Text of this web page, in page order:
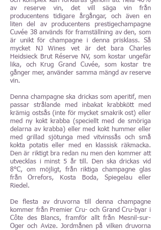
av reserve vin, det vill säga vin från
producentens tidigare årgångar, och även en
liten del av producentens prestigechampagne
Cuvée 38 används för framställning av den, som
är unikt för champagne i denna prisklass. Så
mycket NJ Wines vet är det bara Charles
Heidsieck Brut Réserve NV, som kostar ungefär
lika, och Krug Grand Cuvée, som kostar tre
gånger mer, använder samma mängd av reserve
vin.
Denna champagne ska drickas som aperitif, men
passar strålande med inbakat krabbkött med
krämig ostsås (inte för mycket smakrik ost) eller
med ny kokt krabba (speciellt med de smöriga
delarna av krabba) eller med kokt hummer eller
med grillad sjötunga med vitvinssås och små
kokta potatis eller med en klassisk räkmacka.
Den är riktigt bra redan nu men den kommer att
utvecklas i minst 5 år till. Den ska drickas vid
8°C, om möjligt, från riktiga champagne glas
från Orrefors, Kosta Boda, Spiegelau eller
Riedel.
De flesta av druvorna till denna champagne
kommer från Premier Cru- och Grand Cru-byar i
Côte des Blancs, framför allt från Mesnil-sur-
Oger och Avize. Jordmånen på vilken druvorna